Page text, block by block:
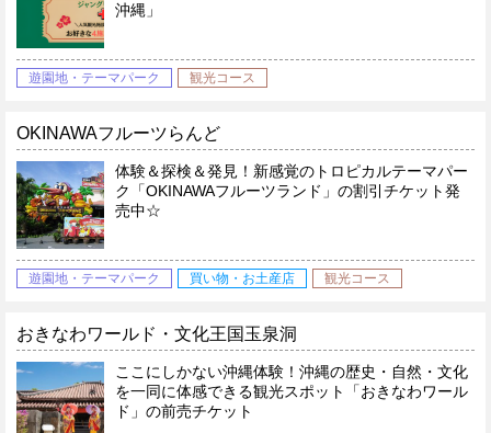
沖縄」
遊園地・テーマパーク 観光コース
OKINAWAフルーツらんど
体験＆探検＆発見！新感覚のトロピカルテーマパー
ク「OKINAWAフルーツランド」の割引チケット発
売中☆
遊園地・テーマパーク 買い物・お土産店 観光コース
おきなわワールド・文化王国玉泉洞
ここにしかない沖縄体験！沖縄の歴史・自然・文化
を一同に体感できる観光スポット「おきなわワール
ド」の前売チケット